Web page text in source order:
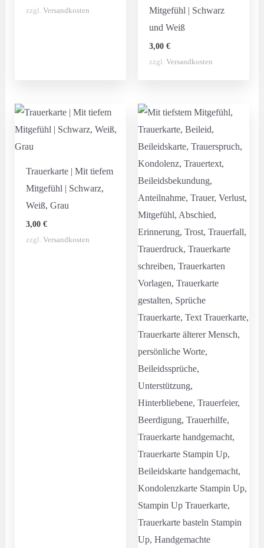
zzgl. Versandkosten
Mitgefühl | Schwarz
und Weiß
3,00€
zzgl.Versandkosten
Trauerkarte | Mit tiefem
Mitgefühl | Schwarz,
Weiß, Grau
3,00 €
zzgl. Versandkosten